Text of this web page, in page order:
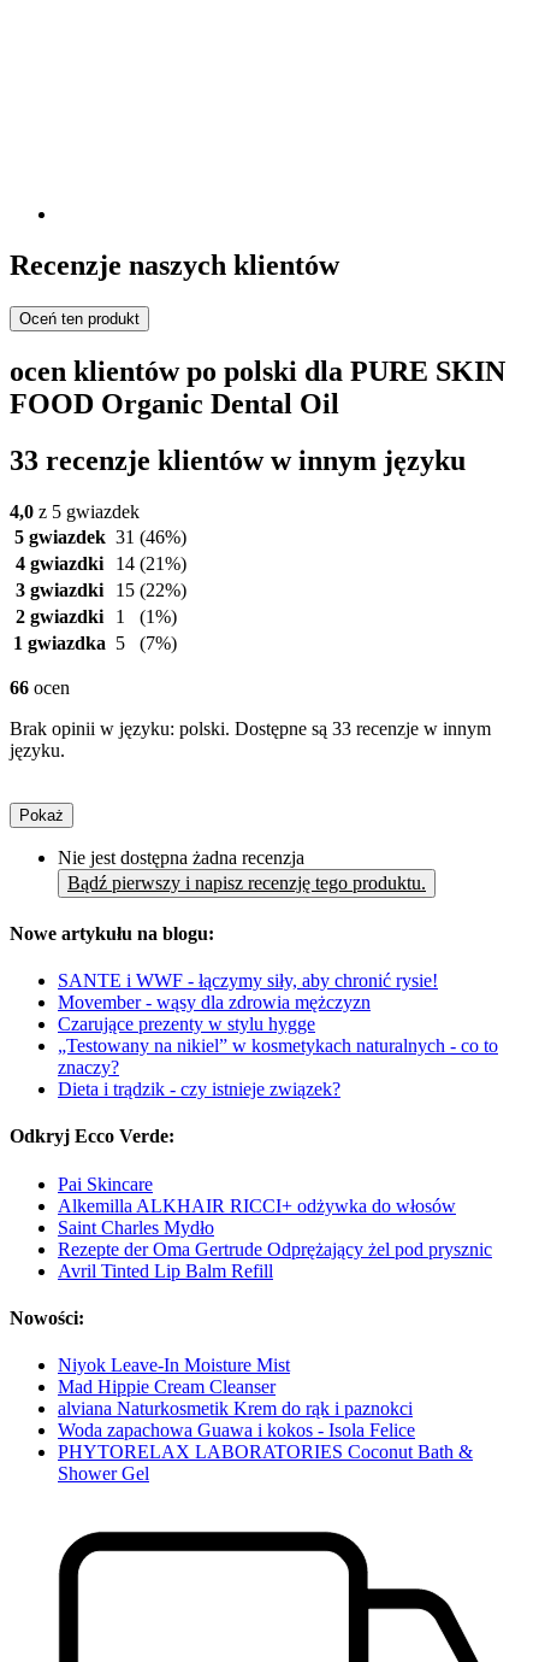
Recenzje naszych klientów
Oceń ten produkt
ocen klientów po polski dla PURE SKIN
FOOD Organic Dental Oil
33 recenzje klientów w innym języku
4,0 z 5 gwiazdek
5 gwiazdek 31 (46%)
4 gwiazdki
14 (21%)
3 gwiazdki
15 (22%)
2 gwiazdki
1
(1%)
1 gwiazdka 5 (7%)
66 ocen
Brak opinii w języku: polski. Dostępne są 33 recenzje w innym
języku.
Pokaż
Nie jest dostępna żadna recenzja
Bądź pierwszy i napisz recenzję tego produktu.
Nowe artykułu na blogu:
SANTE i WWF - łączymy siły, aby chronić rysie!
Movember - wąsy dla zdrowia mężczyzn
Czarujące prezenty w stylu hygge
„Testowany na nikiel” w kosmetykach naturalnych - co to
znaczy?
Dieta i trądzik - czy istnieje związek?
Odkryj Ecco Verde:
Pai Skincare
Alkemilla ALKHAIR RICCI+ odżywka do włosów
Saint Charles Mydło
Rezepte der Oma Gertrude Odprężający żel pod prysznic
Avril Tinted Lip Balm Refill
Nowości:
Niyok Leave-In Moisture Mist
Mad Hippie Cream Cleanser
alviana Naturkosmetik Krem do rąk i paznokci
Woda zapachowa Guawa i kokos - Isola Felice
PHYTORELAX LABORATORIES Coconut Bath &
Shower Gel